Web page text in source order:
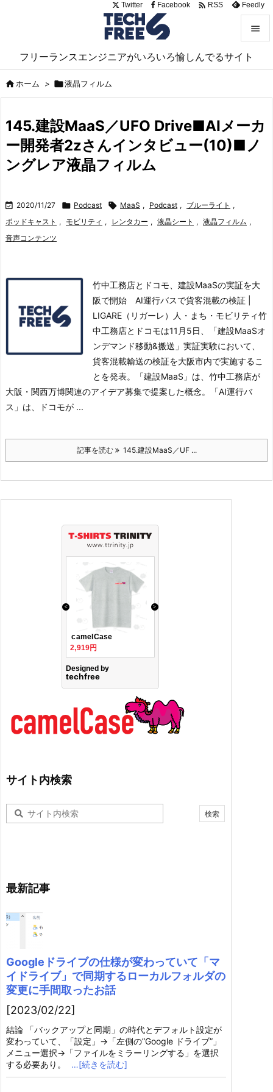
フリーランスエンジニアがいろいろ愉しんでるサイト


サイド

前へ

Twitter Facebook  RSS Feedly
ホーム > 液晶フィルム
145.建設MaaS／UFO Drive■AIメーカ
ー開発者2zさんインタビュー(10)■ノ
ングレア液晶フィルム
 2020/11/27  Podcast  MaaS , Podcast , ブルーライト ,
ポッドキャスト , モビリティ , レンタカー , 液晶シート , 液晶フィルム ,
音声コンテンツ
竹中工務店とドコモ、建設MaaSの実証を大
阪で開始 AI運行バスで貨客混載の検証 |
LIGARE（リガーレ）人・まち・モビリティ竹
中工務店とドコモは11月5日、「建設MaaSオ
ンデマンド移動&搬送」実証実験において、
貨客混載輸送の検証を大阪市内で実施するこ
とを発表。
「建設MaaS」は、竹中工務店が
大阪・関西万博関連のアイデア募集で提案した概念。
「AI運行バ
ス」は、ドコモが ...
記事を読む 145.建設MaaS／UF ...
サイト内検索
最新記事
Googleドライブの仕様が変わっていて「マ
イドライブ」で同期するローカルフォルダの
変更に手間取ったお話
[2023/02/22]
結論 「バックアップと同期」の時代とデフォルト設定が
変わっていて、「設定」→「左側の”Google ドライブ”」
メニュー選択→「ファイルをミラーリングする」を選択
する必要あり。
…[続きを読む]